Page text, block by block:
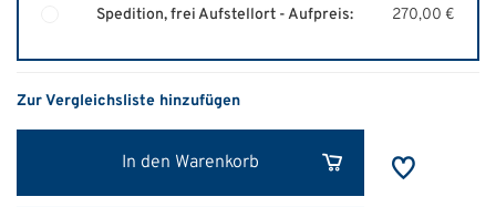
Spedition, frei Aufstellort - Aufpreis: 270,00 €
Zur Vergleichsliste hinzufügen
In den Warenkorb